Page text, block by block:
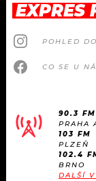
EXPRES
POHLED
CO SE U
90.3 FM
PRAHA
103 FM
PLZEŇ
102.4
BRNO
DALŠÍ